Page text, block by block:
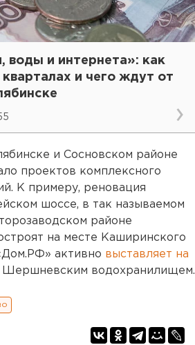
воды и интернета»: как
и чего ждут от
и Сосновском районе
проектов комплексного
К примеру, реновация
шоссе, в так называемом
районе
на месте Каширинского
активно выставляет на
Шершневским водохранилищем.